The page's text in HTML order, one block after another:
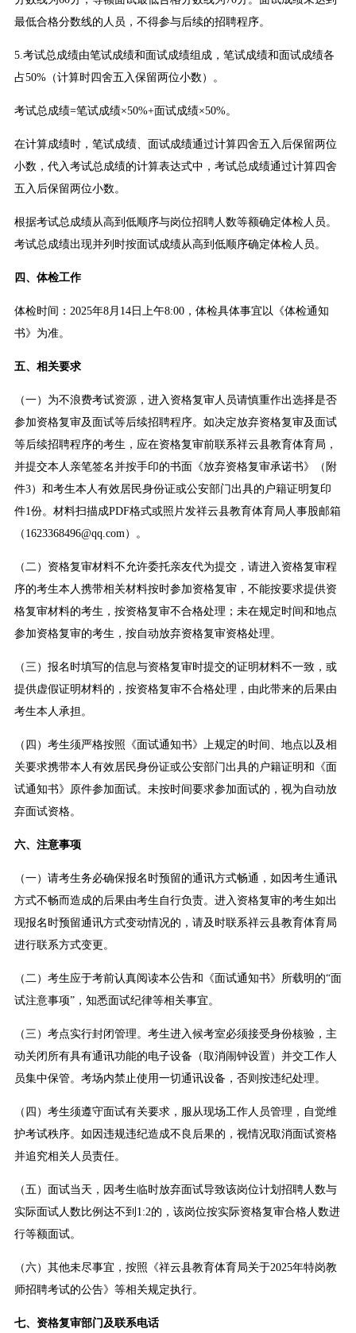
最低合格分数线的人员，不得参与后续的招聘程序。
5.考试总成绩由笔试成绩和面试成绩组成，笔试成绩和面试成绩各
占50%（计算时四舍五入保留两位小数）。
考试总成绩=笔试成绩×50%+面试成绩×50%。
在计算成绩时，笔试成绩、面试成绩通过计算四舍五入后保留两位
小数，代入考试总成绩的计算表达式中，考试总成绩通过计算四舍
五入后保留两位小数。
根据考试总成绩从高到低顺序与岗位招聘人数等额确定体检人员。
考试总成绩出现并列时按面试成绩从高到低顺序确定体检人员。
四、体检工作
体检时间：2025年8月14日上午8:00，体检具体事宜以《体检通知
书》为准。
五、相关要求
（一）为不浪费考试资源，进入资格复审人员请慎重作出选择是否
参加资格复审及面试等后续招聘程序。如决定放弃资格复审及面试
等后续招聘程序的考生，应在资格复审前联系祥云县教育体育局，
并提交本人亲笔签名并按手印的书面《放弃资格复审承诺书》（附
件3）和考生本人有效居民身份证或公安部门出具的户籍证明复印
件1份。材料扫描成PDF格式或照片发祥云县教育体育局人事股邮箱
（1623368496@qq.com）。
（二）资格复审材料不允许委托亲友代为提交，请进入资格复审程
序的考生本人携带相关材料按时参加资格复审，不能按要求提供资
格复审材料的考生，按资格复审不合格处理；未在规定时间和地点
参加资格复审的考生，按自动放弃资格复审资格处理。
（三）报名时填写的信息与资格复审时提交的证明材料不一致，或
提供虚假证明材料的，按资格复审不合格处理，由此带来的后果由
考生本人承担。
（四）考生须严格按照《面试通知书》上规定的时间、地点以及相
关要求携带本人有效居民身份证或公安部门出具的户籍证明和《面
试通知书》原件参加面试。未按时间要求参加面试的，视为自动放
弃面试资格。
六、注意事项
（一）请考生务必确保报名时预留的通讯方式畅通，如因考生通讯
方式不畅而造成的后果由考生自行负责。进入资格复审的考生如出
现报名时预留通讯方式变动情况的，请及时联系祥云县教育体育局
进行联系方式变更。
（二）考生应于考前认真阅读本公告和《面试通知书》所载明的“面
试注意事项”，知悉面试纪律等相关事宜。
（三）考点实行封闭管理。考生进入候考室必须接受身份核验，主
动关闭所有具有通讯功能的电子设备（取消闹钟设置）并交工作人
员集中保管。考场内禁止使用一切通讯设备，否则按违纪处理。
（四）考生须遵守面试有关要求，服从现场工作人员管理，自觉维
护考试秩序。如因违规违纪造成不良后果的，视情况取消面试资格
并追究相关人员责任。
（五）面试当天，因考生临时放弃面试导致该岗位计划招聘人数与
实际面试人数比例达不到1:2的，该岗位按实际资格复审合格人数进
行等额面试。
（六）其他未尽事宜，按照《祥云县教育体育局关于2025年特岗教
师招聘考试的公告》等相关规定执行。
七、资格复审部门及联系电话